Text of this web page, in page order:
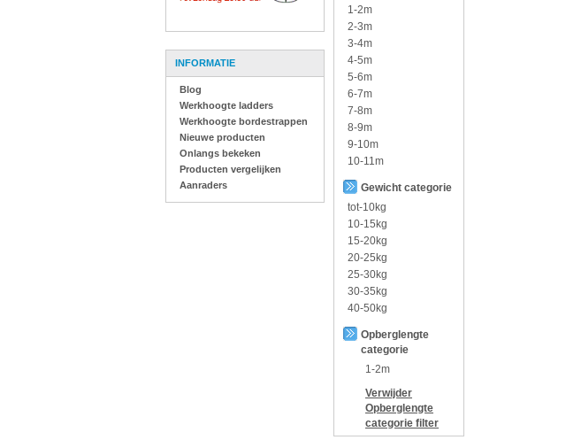
INFORMATIE
Blog
Werkhoogte ladders
Werkhoogte bordestrappen
Nieuwe producten
Onlangs bekeken
Producten vergelijken
Aanraders
1-2m
2-3m
3-4m
4-5m
5-6m
6-7m
7-8m
8-9m
9-10m
10-11m
Gewicht categorie
tot-10kg
10-15kg
15-20kg
20-25kg
25-30kg
30-35kg
40-50kg
Opberglengte
categorie
1-2m
Verwijder
Opberglengte
categorie filter